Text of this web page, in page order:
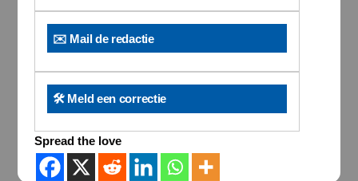
✉️ Mail de redactie
🛠️ Meld een correctie
Spread the love